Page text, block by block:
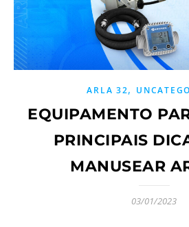
ARLA 32,
EQUIPAMENTO
PRINCIPAIS
MANUSEAR
03/01/2023